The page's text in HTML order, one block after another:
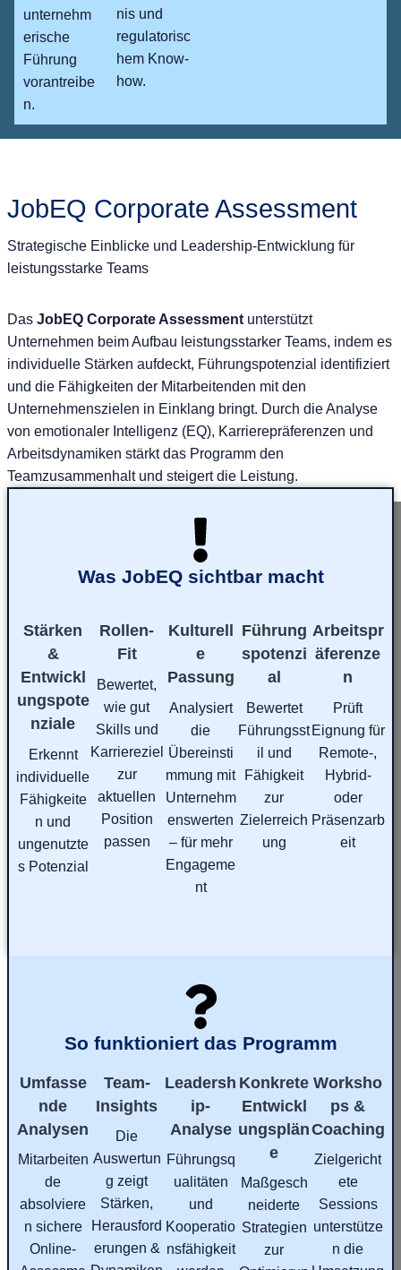
unternehm
erische
Führung
vorantreibe
n.
nis und
regulatorisc
hem Know-
how.
JobEQ Corporate Assessment
Strategische Einblicke und Leadership-Entwicklung für
leistungsstarke Teams
Das JobEQ Corporate Assessment unterstützt
Unternehmen beim Aufbau leistungsstarker Teams, indem es
individuelle Stärken aufdeckt, Führungspotenzial identifiziert
und die Fähigkeiten der Mitarbeitenden mit den
Unternehmenszielen in Einklang bringt. Durch die Analyse
von emotionaler Intelligenz (EQ), Karrierepräferenzen und
Arbeitsdynamiken stärkt das Programm den
Teamzusammenhalt und steigert die Leistung.
Was JobEQ sichtbar macht
Stärken
&
Entwickl
ungspote
nziale
Erkennt
individuelle
Fähigkeite
n und
ungenutzte
s Potenzial
Rollen-
Fit
Bewertet,
wie gut
Skills und
Karriereziel
zur
aktuellen
Position
passen
Kulturell
e
Passung
Analysiert
die
Übereinsti
mmung mit
Unternehm
enswerten
– für mehr
Engageme
nt
Führung
spotenzi
al
Bewertet
Führungsst
il und
Fähigkeit
zur
Zielerreich
ung
Arbeitspr
äferenze
n
Prüft
Eignung für
Remote-,
Hybrid-
oder
Präsenzarb
eit
So funktioniert das Programm
Umfasse
nde
Analysen
Mitarbeiten
de
absolviere
n sichere
Online-
Team-
Insights
Die
Auswertun
g zeigt
Stärken,
Herausford
erungen &
Leadersh
ip-
Analyse
Führungsq
ualitäten
und
Kooperatio
nsfähigkeit
Konkrete
Entwickl
ungsplän
e
Maßgesch
neiderte
Strategien
zur
Worksho
ps &
Coaching
Zielgericht
ete
Sessions
unterstütze
n die